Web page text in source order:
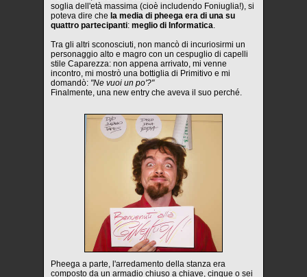
soglia dell'età massima (cioè includendo Foniuglia!), si
poteva dire che la media di pheega era di una su
quattro partecipanti: meglio di Informatica.
Tra gli altri sconosciuti, non mancò di incuriosirmi un
personaggio alto e magro con un cespuglio di capelli
stile Caparezza: non appena arrivato, mi venne
incontro, mi mostrò una bottiglia di Primitivo e mi
domandò: "Ne vuoi un po'?"
Finalmente, una new entry che aveva il suo perché.
Pheega a parte, l'arredamento della stanza era
composto da un armadio chiuso a chiave, cinque o sei